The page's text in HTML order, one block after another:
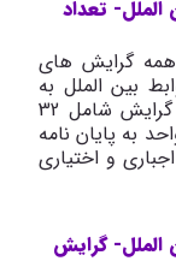
تعداد
گرایش های
بین الملل به
صورت جدول زیر می باشد. دوره ارشد هر گرایش شامل 32
می باشد که از این سی و دو واحد؛ 4 واحد به پایان نامه
و اختیاری
گرایش